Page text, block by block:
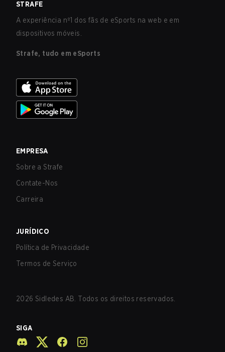
STRAFE
A experiência nº1 dos fãs de eSports na web e em
dispositivos móveis.
Strafe, tudo em eSports
EMPRESA
Sobre a Strafe
Contate-Nos
Carreira
JURÍDICO
Política de Privacidade
Termos de Serviço
2026 Sidledes AB. Todos os direitos reservados.
SIGA